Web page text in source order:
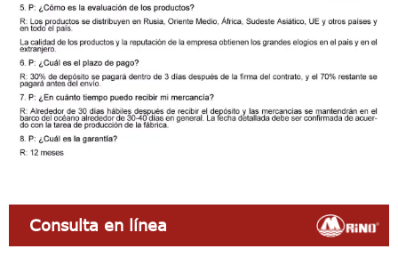
Consulta en línea